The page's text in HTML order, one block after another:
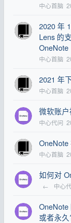
中心首脑
2020 年
Lens 的
OneNote
中心首脑
2021 年
中心首脑
微软账
中心代问
OneNote
中心首脑
如何对
← 中心
或者永久